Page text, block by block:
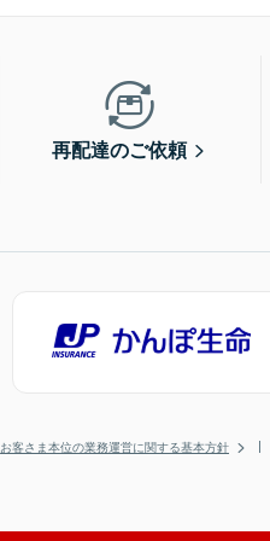
再配達のご依頼
お客さま本位の業務運営に関する基本方針